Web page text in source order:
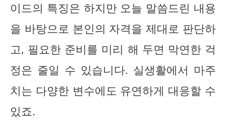
이드의 특징은 하지만 오늘 말씀드린 내용
을 바탕으로 본인의 자격을 제대로 판단하
고, 필요한 준비를 미리 해 두면 막연한 걱
정은 줄일 수 있습니다. 실생활에서 마주
치는 다양한 변수에도 유연하게 대응할 수
있죠.